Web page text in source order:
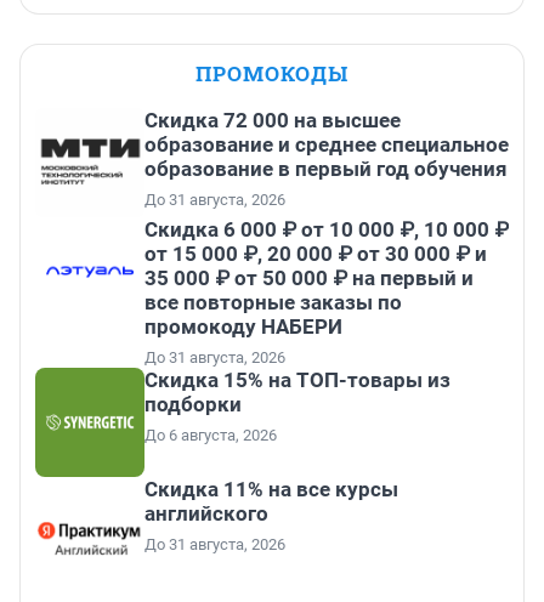
ПРОМОКОДЫ
Скидка 72 000 на высшее
образование и среднее специальное
образование в первый год обучения
До 31 августа, 2026
Скидка 6 000 ₽ от 10 000 ₽, 10 000 ₽
от 15 000 ₽, 20 000 ₽ от 30 000 ₽ и
35 000 ₽ от 50 000 ₽ на первый и
все повторные заказы по
промокоду НАБЕРИ
До 31 августа, 2026
Скидка 15% на ТОП-товары из
подборки
До 6 августа, 2026
Скидка 11% на все курсы
английского
До 31 августа, 2026